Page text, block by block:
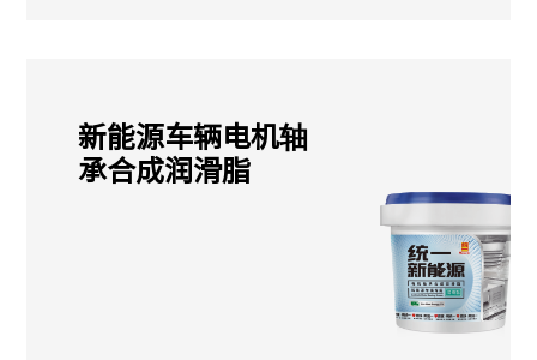
新能源车辆电机轴
承合成润滑脂